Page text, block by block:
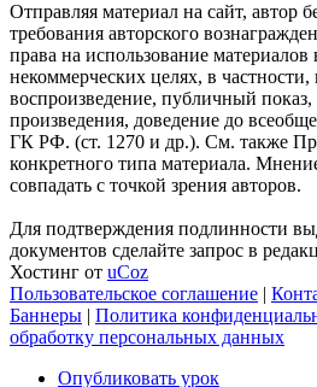
Отправляя материал на сайт, автор
требования авторского
права на использование
некоммерческих целях, в частности,
воспроизведение, публичный показ,
произведения, доведение до
ГК РФ. (ст. 1270 и др.). См. также
конкретного типа материала.
совпадать с точкой зрения авторов.
Для подтверждения подлинности
документов сделайте запрос в
Хостинг от uCoz
Пользовательское соглашение |
Баннеры | Политика
обработку персональных данных
Опубликовать урок